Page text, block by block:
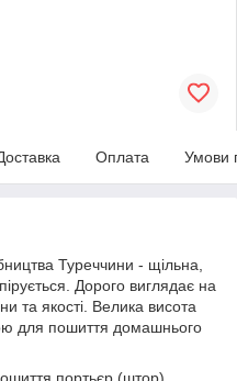
Оплата Умови
Туреччини - щільна,
Дорого виглядає на
та якості. Велика висота
для пошиття домашнього
портьєр (штор),